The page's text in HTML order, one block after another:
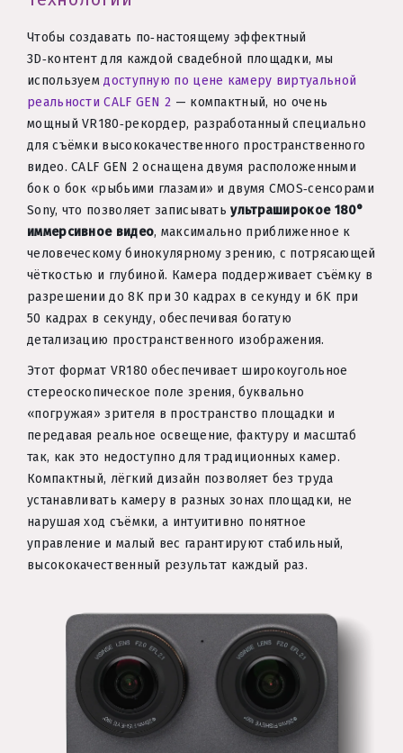
Чтобы создавать по‑настоящему эффектный
3D‑контент для каждой свадебной площадки, мы
используемдоступную по цене камеру виртуальной
реальности CALF GEN 2 — компактный, но очень
мощный VR180‑рекордер, разработанный специально
для съёмки высококачественного пространственного
видео. CALF GEN 2 оснащена двумя расположенными
бок о бок «рыбьими глазами» и двумя CMOS‑сенсорами
Sony, что позволяет записыватьультраширокое 180°
иммерсивное видео, максимально приближенное к
человеческому бинокулярному зрению, с потрясающей
чёткостью и глубиной. Камера поддерживает съёмку в
разрешении до 8K при 30 кадрах в секунду и 6K при
50 кадрах в секунду, обеспечивая богатую
детализацию пространственного изображения.
Этот формат VR180 обеспечивает широкоугольное
стереоскопическое поле зрения, буквально
«погружая» зрителя в пространство площадки и
передавая реальное освещение, фактуру и масштаб
так, как это недоступно для традиционных камер.
Компактный, лёгкий дизайн позволяет без труда
устанавливать камеру в разных зонах площадки, не
нарушая ход съёмки, а интуитивно понятное
управление и малый вес гарантируют стабильный,
высококачественный результат каждый раз.